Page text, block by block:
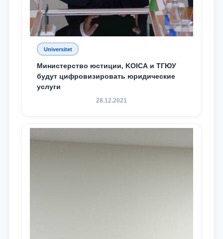
Universitet
Министерство юстиции, KOICA и ТГЮУ
будут цифровизировать юридические
услуги
28.12.2021